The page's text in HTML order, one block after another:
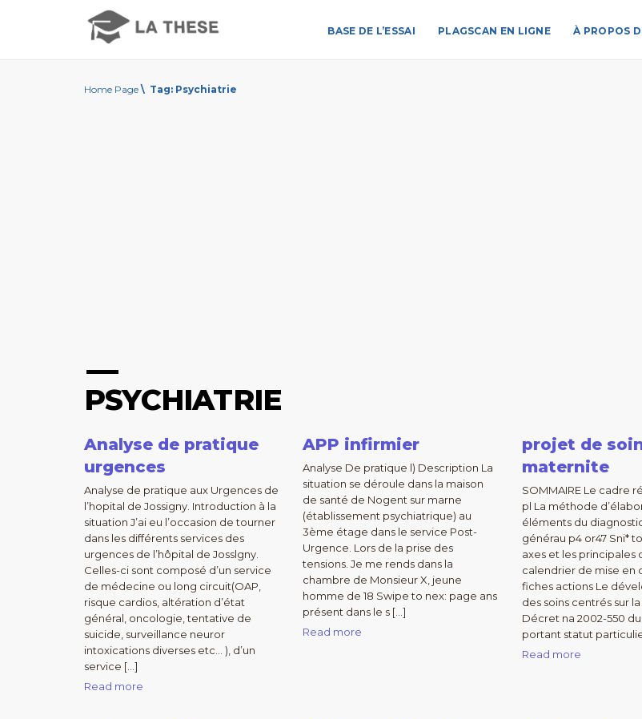
BASE DE L’ESSAI PLAGSCAN EN LIGNE À PROPOS
Home Page \ Tag: Psychiatrie
PSYCHIATRIE
Analyse de pratique
urgences
Analyse de pratique aux Urgences de
l’hopital de Jossigny. Introduction à la
situation J’ai eu l’occasion de tourner
dans les différents services des
urgences de l’hôpital de Josslgny.
Celles-ci sont composé d’un service
de médecine ou long circuit(OAP,
risque cardios, altération d’état
général, oncologie, tentative de
suicide, surveillance neuror
intoxications diverses etc… ), d’un
service […]
Read more
APP infirmier
Analyse De pratique l) Description La
situation se déroule dans la maison
de santé de Nogent sur marne
(établissement psychiatrique) au
3ème étage dans le service Post-
Urgence. Lors de la prise des
tensions. Je me rends dans la
chambre de Monsieur X, jeune
homme de 18 Swipe to nex: page ans
présent dans le s […]
Read more
projet de
maternite
SOMMAIRE Le cadre
pl La méthode
éléments du
générau p4 or47 Sni*
axes et les principales
calendrier de mise en
fiches actions Le
des soins centrés sur
Décret na 2002-550 du
portant statut
Read more